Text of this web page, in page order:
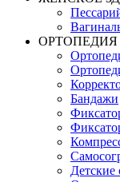
ОРТОПЕДИЯ
Бандажи
Детские